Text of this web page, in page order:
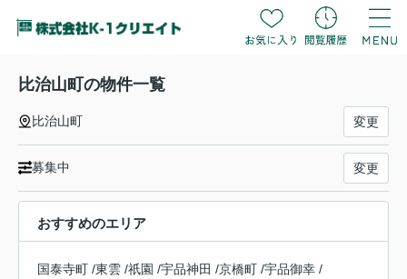
比治山町の物件一覧
比治山町 変更
募集中 変更
おすすめのエリア
国泰寺町 /東雲 /祇園 /宇品神田 /京橋町 /宇品御幸 /